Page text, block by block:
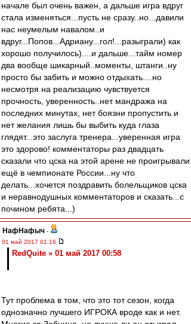
начале был очень важен, а дальше игра вдруг
стала изменяться...пусть не сразу..но...давили
нас неумелым навалом..и
вдруг...Попов...Адриану...гол!...разыграли) как
хорошо получилось)....и дальше...тайм номер
два вообще шикарный..моменты, штанги..ну
просто бы забить и можно отдыхать....но
несмотря на реализацию чувствуется
прочность, уверенность..нет мандража на
последних минутах, нет боязни пропустить и
нет желания лишь бы выбить куда глаза
глядят...это заслуга тренера...уверенная игра
это здорово! комментаторы раз двадцать
сказали что цска на этой арене не проигрывали
ещё в чемпионате России...ну что
делать...хочется поздравить болельщиков цска
и неравнодушных комментаторов и сказать...с
почином ребята...)
НафНафыч -
01 май 2017 01:16
RedQuite » 01 май 2017 00:58
Тут проблема в том, что это тот сезон, когда
однозначно лучшего ИГРОКА вроде как и нет.